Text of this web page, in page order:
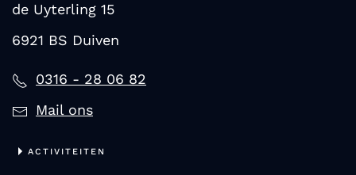
de Uyterling 15
6921 BS Duiven
0316 - 28 06 82
Mail ons
ACTIVITEITEN